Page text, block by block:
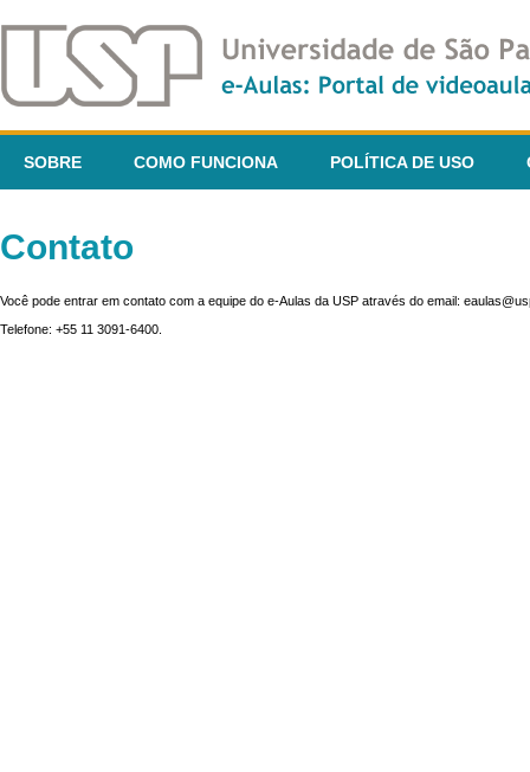
SOBRE COMO FUNCIONA POLÍTICA DE USO
Contato
Você pode entrar em contato com a equipe do e-Aulas da USP através do email:
Telefone: +55 11 3091-6400.